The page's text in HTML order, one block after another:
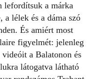
lefordítsuk a márka
a lélek és a dáma szó
És amiért most
figyelmét: jelenleg
a Balatonon és
látogatva látható